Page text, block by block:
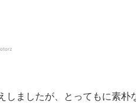
しましたが、とってもに素朴